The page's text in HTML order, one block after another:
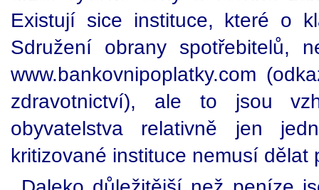
Existují sice instituce, které o
Sdružení obrany spotřebitelů,
www.bankovnipoplatky.com
zdravotnictví), ale to jsou
obyvatelstva relativně jen
kritizované instituce nemusí dělat